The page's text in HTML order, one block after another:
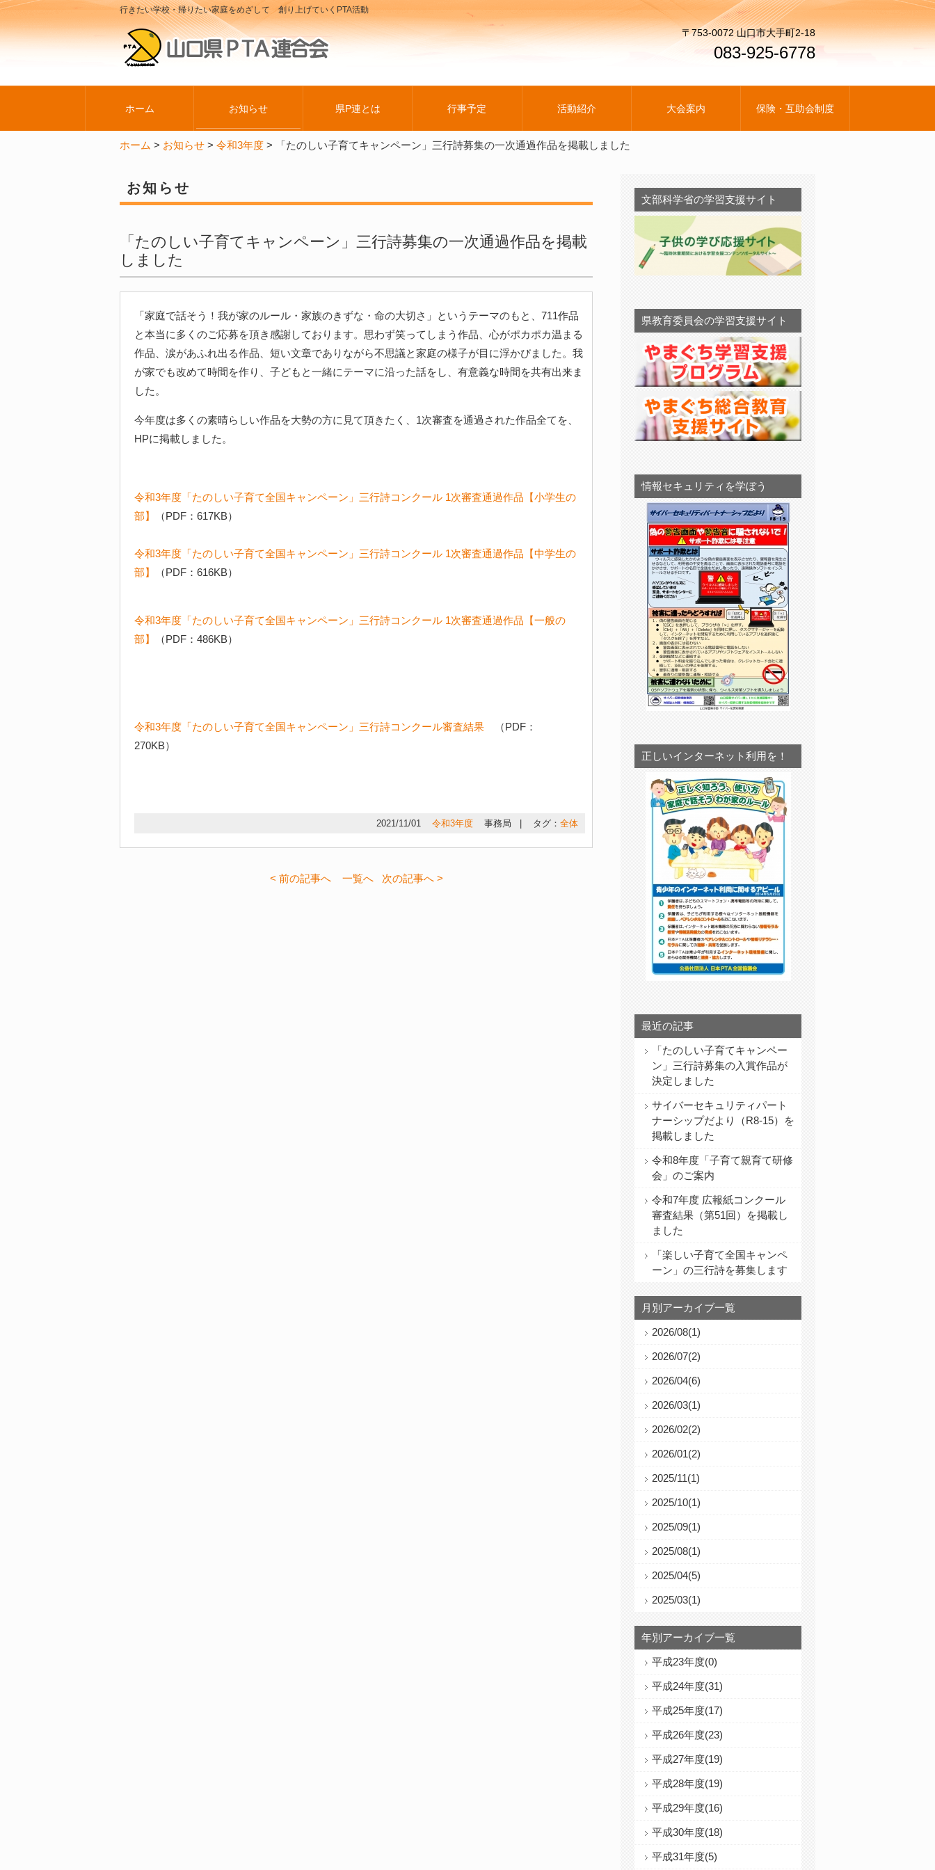
行きたい学校・帰りたい家庭をめざして 創り上げていくPTA活動
〒753-0072 山口市大手町2-18
083-925-6778
ホーム お知らせ 県P連とは 行事予定 活動紹介 大会案内 保険・互助会制度
ホーム > お知らせ > 令和3年度 > 「たのしい子育てキャンペーン」三行詩募集の一次通過作品を掲載しました
お知らせ
「たのしい子育てキャンペーン」三行詩募集の一次通過作品を掲載
しました
「家庭で話そう！我が家のルール・家族のきずな・命の大切さ」というテーマのもと、711作品
と本当に多くのご応募を頂き感謝しております。思わず笑ってしまう作品、心がポカポカ温まる
作品、涙があふれ出る作品、短い文章でありながら不思議と家庭の様子が目に浮かびました。我
が家でも改めて時間を作り、子どもと一緒にテーマに沿った話をし、有意義な時間を共有出来ま
した。
今年度は多くの素晴らしい作品を大勢の方に見て頂きたく、1次審査を通過された作品全てを、
HPに掲載しました。
令和3年度「たのしい子育て全国キャンペーン」三行詩コンクール 1次審査通過作品【小学生の
部】
（PDF：617KB）
令和3年度「たのしい子育て全国キャンペーン」三行詩コンクール 1次審査通過作品【中学生の
部】
（PDF：616KB）
令和3年度「たのしい子育て全国キャンペーン」三行詩コンクール 1次審査通過作品【一般の
部】
（PDF：486KB）
令和3年度「たのしい子育て全国キャンペーン」三行詩コンクール審査結果 （PDF：
270KB）
2021/11/01 令和3年度 事務局 タグ： 全体
< 前の記事へ 一覧へ 次の記事へ >
文部科学省の学習支援サイト
県教育委員会の学習支援サイト
情報セキュリティを学ぼう
正しいインターネット利用を！
最近の記事
「たのしい子育てキャンペー
ン」三行詩募集の入賞作品が
決定しました
サイバーセキュリティパート
ナーシップだより（R8-15）を
掲載しました
令和8年度「子育て親育て研修
会」のご案内
令和7年度 広報紙コンクール
審査結果（第51回）を掲載し
ました
「楽しい子育て全国キャンペ
ーン」の三行詩を募集します
月別アーカイブ一覧
2026/08(1)
2026/07(2)
2026/04(6)
2026/03(1)
2026/02(2)
2026/01(2)
2025/11(1)
2025/10(1)
2025/09(1)
2025/08(1)
2025/04(5)
2025/03(1)
年別アーカイブ一覧
平成23年度(0)
平成24年度(31)
平成25年度(17)
平成26年度(23)
平成27年度(19)
平成28年度(19)
平成29年度(16)
平成30年度(18)
平成31年度(5)